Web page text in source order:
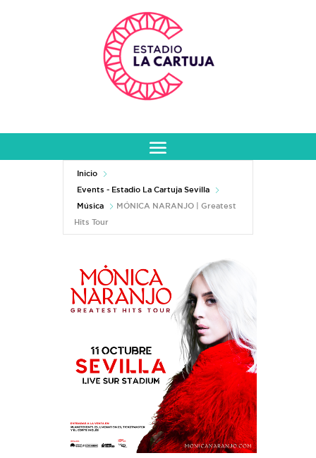
Inicio
Events - Estadio La Cartuja Sevilla
Música
MÓNICA NARANJO | Greatest
Hits Tour